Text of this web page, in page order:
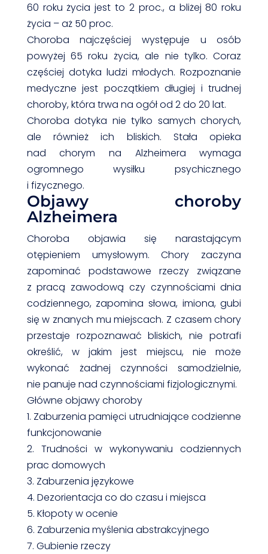
60 roku życia jest to 2 proc., a bliżej 80 roku
życia – aż 50 proc.
Choroba najczęściej występuje u osób
powyżej 65 roku życia, ale nie tylko. Coraz
częściej dotyka ludzi młodych. Rozpoznanie
medyczne jest początkiem długiej i trudnej
choroby, która trwa na ogół od 2 do 20 lat.
Choroba dotyka nie tylko samych chorych,
ale również ich bliskich. Stała opieka
nad chorym na Alzheimera wymaga
ogromnego wysiłku psychicznego
i fizycznego.
Objawy choroby
Alzheimera
Choroba objawia się narastającym
otępieniem umysłowym. Chory zaczyna
zapominać podstawowe rzeczy związane
z pracą zawodową czy czynnościami dnia
codziennego, zapomina słowa, imiona, gubi
się w znanych mu miejscach. Z czasem chory
przestaje rozpoznawać bliskich, nie potrafi
określić, w jakim jest miejscu, nie może
wykonać żadnej czynności samodzielnie,
nie panuje nad czynnościami fizjologicznymi.
Główne objawy choroby
1. Zaburzenia pamięci utrudniające codzienne
funkcjonowanie
2. Trudności w wykonywaniu codziennych
prac domowych
3. Zaburzenia językowe
4. Dezorientacja co do czasu i miejsca
5. Kłopoty w ocenie
6. Zaburzenia myślenia abstrakcyjnego
7. Gubienie rzeczy